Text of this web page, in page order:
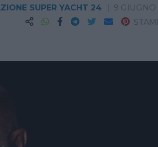
SUPER YACHT 24
9